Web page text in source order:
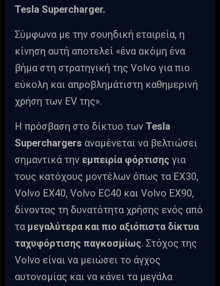
Tesla Supercharger.
Σύμφωνα με την σουηδική εταιρεία, η
κίνηση αυτή αποτελεί «ένα ακόμη ένα
βήμα στη στρατηγική της Volvo για πιο
εύκολη και απροβλημάτιστη καθημερινή
χρήση των EV της».
Η πρόσβαση στο δίκτυο των Tesla
Superchargers αναμένεται να βελτιώσει
σημαντικά την εμπειρία φόρτισης για
τους κατόχους μοντέλων όπως τα EX30,
Volvo EX40, Volvo EC40 και Volvo EX90,
δίνοντας τη δυνατότητα χρήσης ενός από
τα μεγαλύτερα και πιο αξιόπιστα δίκτυα
ταχυφόρτισης παγκοσμίως. Στόχος της
Volvo είναι να μειώσει το άγχος
αυτονομίας και να κάνει τα μεγάλα